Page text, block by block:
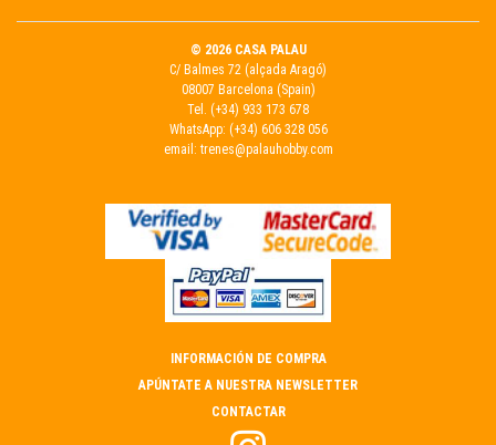
© 2026 CASA PALAU
C/ Balmes 72 (alçada Aragó)
08007 Barcelona (Spain)
Tel. (+34) 933 173 678
WhatsApp: (+34) 606 328 056
email: trenes@palauhobby.com
INFORMACIÓN DE COMPRA
APÚNTATE A NUESTRA NEWSLETTER
CONTACTAR